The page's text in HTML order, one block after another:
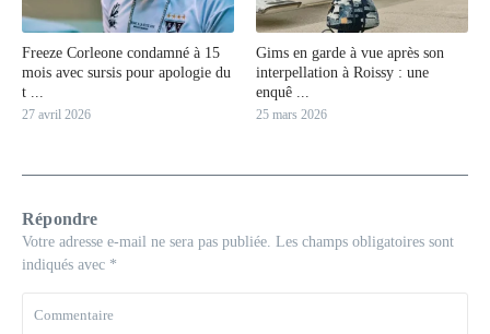
Freeze Corleone condamné à 15
mois avec sursis pour apologie du
t ...
27 avril 2026
Gims en garde à vue après son
interpellation à Roissy : une
enquê ...
25 mars 2026
Répondre
Votre adresse e-mail ne sera pas publiée. Les champs obligatoires sont
indiqués avec *